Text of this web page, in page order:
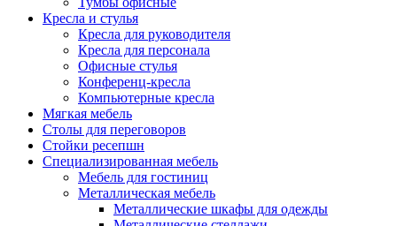
Кресла и стулья
Кресла для руководителя
Кресла для персонала
Офисные стулья
Конференц-кресла
Компьютерные кресла
Мягкая мебель
Столы для переговоров
Стойки ресепшн
Специализированная мебель
Мебель для гостиниц
Металлическая мебель
Металлические шкафы для одежды